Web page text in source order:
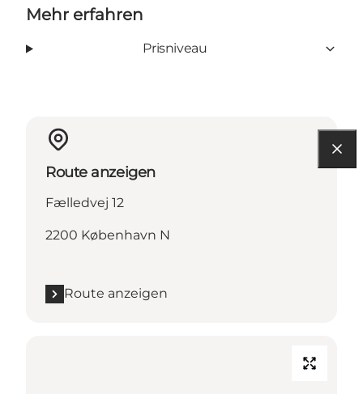
Mehr erfahren
Prisniveau
Route anzeigen
Fælledvej 12
2200 København N
Route anzeigen